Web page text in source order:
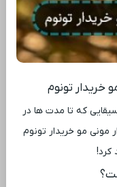
خریدار تونوم
که تا مدت ‌ها در
مونی مو خریدار تونوم
کرد!